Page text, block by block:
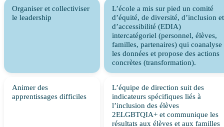
Organiser et collectiviser
le leadership
L’école a mis sur pied un comité
d’équité, de diversité, d’inclusion et
d’accessibilité (EDIA)
intercatégoriel (personnel, élèves,
familles, partenaires) qui coanalyse
les données et propose des actions
concrètes (transformation).
Animer des
apprentissages difficiles
L’équipe de direction suit des
indicateurs spécifiques liés à
l’inclusion des élèves
2ELGBTQIA+ et communique les
résultats aux élèves et aux familles